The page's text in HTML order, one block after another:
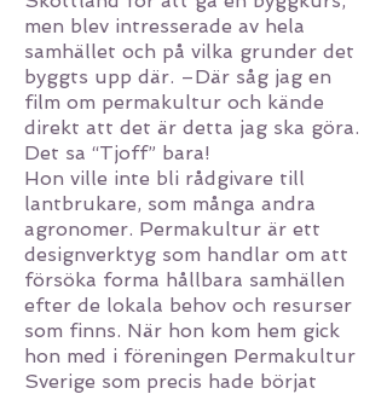
men blev intresserade av hela
samhället och på vilka grunder det
byggts upp där. –Där såg jag en
film om permakultur och kände
direkt att det är detta jag ska göra.
Det sa “Tjoff” bara!
Hon ville inte bli rådgivare till
lantbrukare, som många andra
agronomer. Permakultur är ett
designverktyg som handlar om att
försöka forma hållbara samhällen
efter de lokala behov och resurser
som finns. När hon kom hem gick
hon med i föreningen Permakultur
Sverige som precis hade börjat